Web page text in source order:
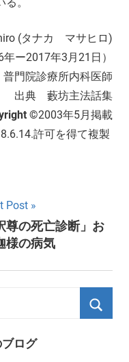
(タナカ マサヒロ)
ー2017年3月21日）
門院診療所内科医師
出典 藪坊主法話集
©2003年5月掲載
許可を得て複製
Post
尊の死亡診断」お
様の病気
ログ